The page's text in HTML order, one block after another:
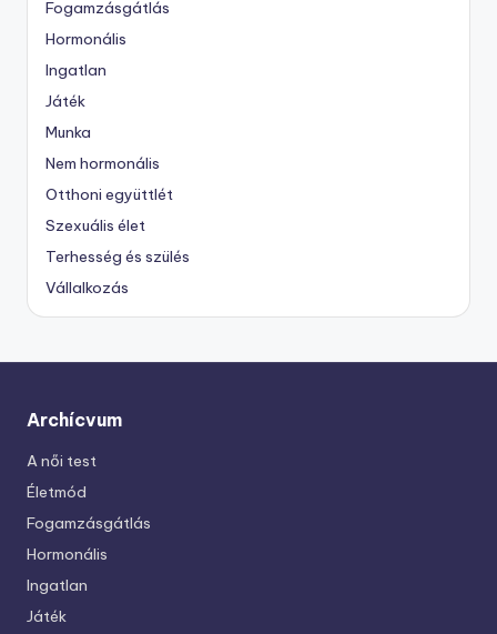
Fogamzásgátlás
Hormonális
Ingatlan
Játék
Munka
Nem hormonális
Otthoni együttlét
Szexuális élet
Terhesség és szülés
Vállalkozás
Archícvum
A női test
Életmód
Fogamzásgátlás
Hormonális
Ingatlan
Játék